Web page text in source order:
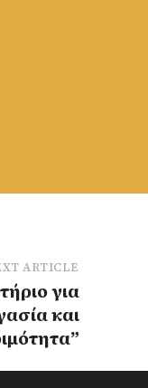
ARTICLE
για
και